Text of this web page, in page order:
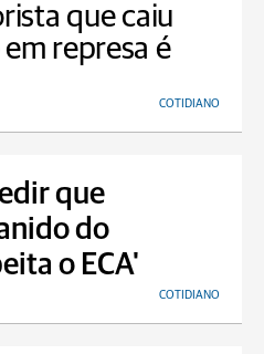
que caiu
represa é
COTIDIANO
que
do
o ECA'
COTIDIANO